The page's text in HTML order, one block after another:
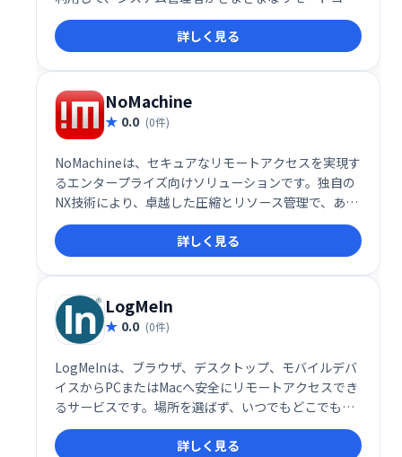
ピューターを簡単に操作できます。柔軟で一貫したユ
ーザーインターフェイスを提供することで、複数のデ
バイスを効率的に管理するのに役立ちます。
詳しく見る
NoMachine
0.0 (0件)
NoMachineは、セキュアなリモートアクセスを実現す
るエンタープライズ向けソリューションです。独自の
NX技術により、卓越した圧縮とリソース管理で、あら
ゆるOS、あらゆるグラフィカルアプリケーションを、
あらゆるネットワーク接続環境で実行可能です。デス
クトップ仮想化やホスト型デスクトップ展開にも対応
し、高いパフォーマンスと安定性を提供します。
詳しく見る
LogMeIn
0.0 (0件)
LogMeInは、ブラウザ、デスクトップ、モバイルデバ
イスからPCまたはMacへ安全にリモートアクセスでき
るサービスです。場所を選ばず、いつでもどこでもパ
ソコンにアクセスし、作業を継続できます。迅速かつ
簡単な操作で、高い利便性を実現します。
詳しく見る